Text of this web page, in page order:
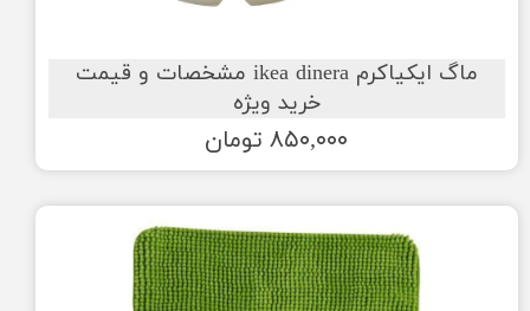
ماگ ایکیاکرم ikea dinera مشخصات و قیمت
خرید ویژه
۸۵۰,۰۰۰ تومان